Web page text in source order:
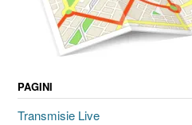
PAGINI
Transmisie Live